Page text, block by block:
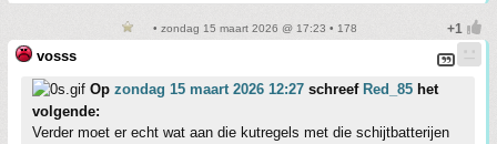
• zondag 15 maart 2026 @ 17:23 • 178
vosss
Op zondag 15 maart 2026 12:27 schreef Red_85 het
volgende:
Verder moet er echt wat aan die kutregels met die schijtbatterijen